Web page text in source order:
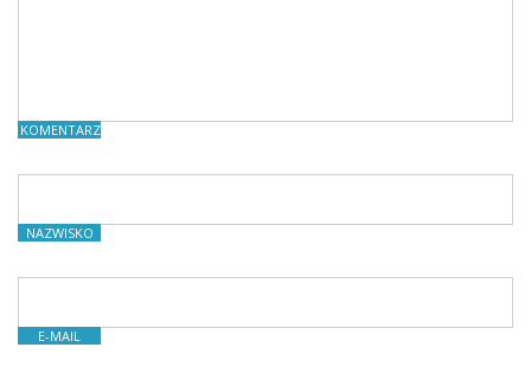
KOMENTARZE
NAZWISKO
E-MAIL